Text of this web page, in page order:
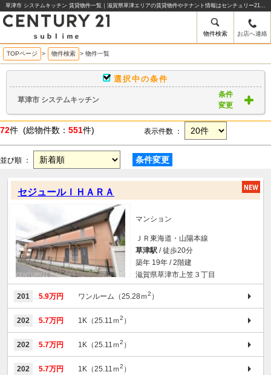
草津市 システムキッチン 賃貸物件一覧｜滋賀県草津エリアの賃貸物件やテナント情報はセンチュリー21sublime
物件検索 お店へ連絡
TOPページ > 物件検索 > 物件一覧
選択中の条件
草津市 システムキッチン
条件
変更
72件 (総物件数： 551件) 表示件数 ：
並び順 ： 条件変更
セジュールＩＨＡＲＡ
マンション
ＪＲ東海道・山陽本線
草津駅 / 徒歩20分
築年 19年 / 2階建
滋賀県草津市上笠３丁目
201 5.9万円 ワンルーム（25.28ｍ2 ）
202 5.7万円 1K（25.11ｍ2 ）
202 5.7万円 1K（25.11ｍ2 ）
202 5.7万円 1K（25.11ｍ2 ）